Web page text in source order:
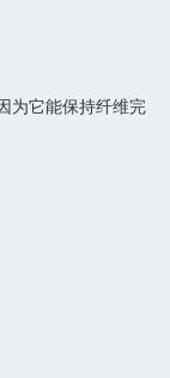
为它能保持纤维完